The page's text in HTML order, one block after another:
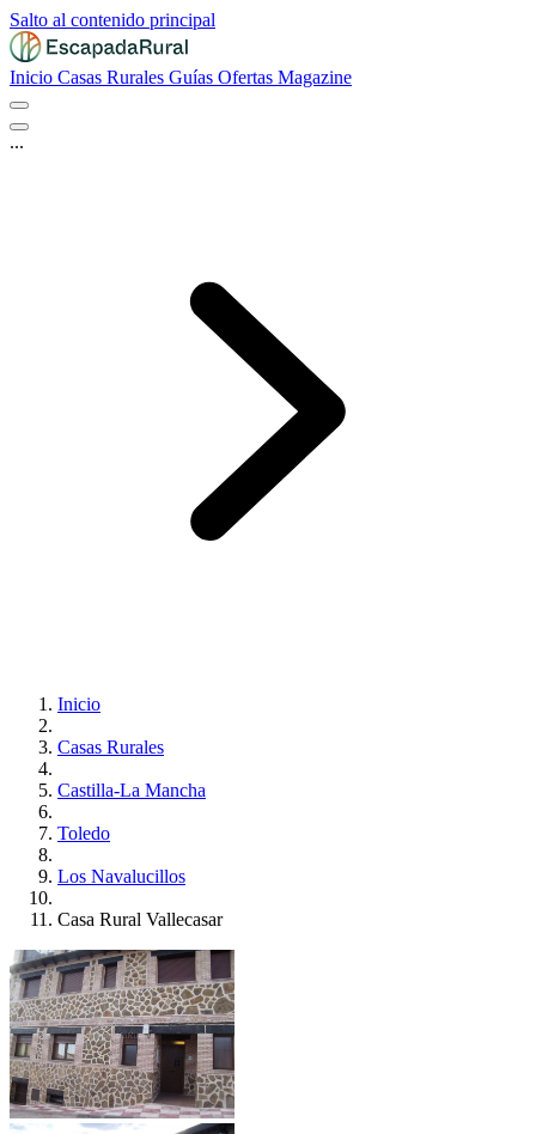
Salto al contenido principal
Inicio Casas Rurales Guías Ofertas Magazine
...
Inicio
Casas Rurales
Castilla-La Mancha
Toledo
Los Navalucillos
Casa Rural Vallecasar